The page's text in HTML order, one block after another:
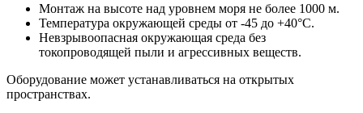
Монтаж на высоте над уровнем моря не более 1000 м.
Температура окружающей среды от -45 до +40°С.
Невзрывоопасная окружающая среда без
токопроводящей пыли и агрессивных веществ.
Оборудование может устанавливаться на открытых
пространствах.